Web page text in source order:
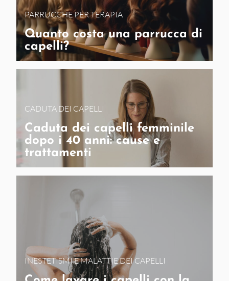
PARRUCCHE PER TERAPIA
Quanto costa una parrucca di
capelli?
CADUTA DEI CAPELLI
Caduta dei capelli femminile
dopo i 40 anni: cause e
trattamenti
INESTETISMI E MALATTIE DEI CAPELLI